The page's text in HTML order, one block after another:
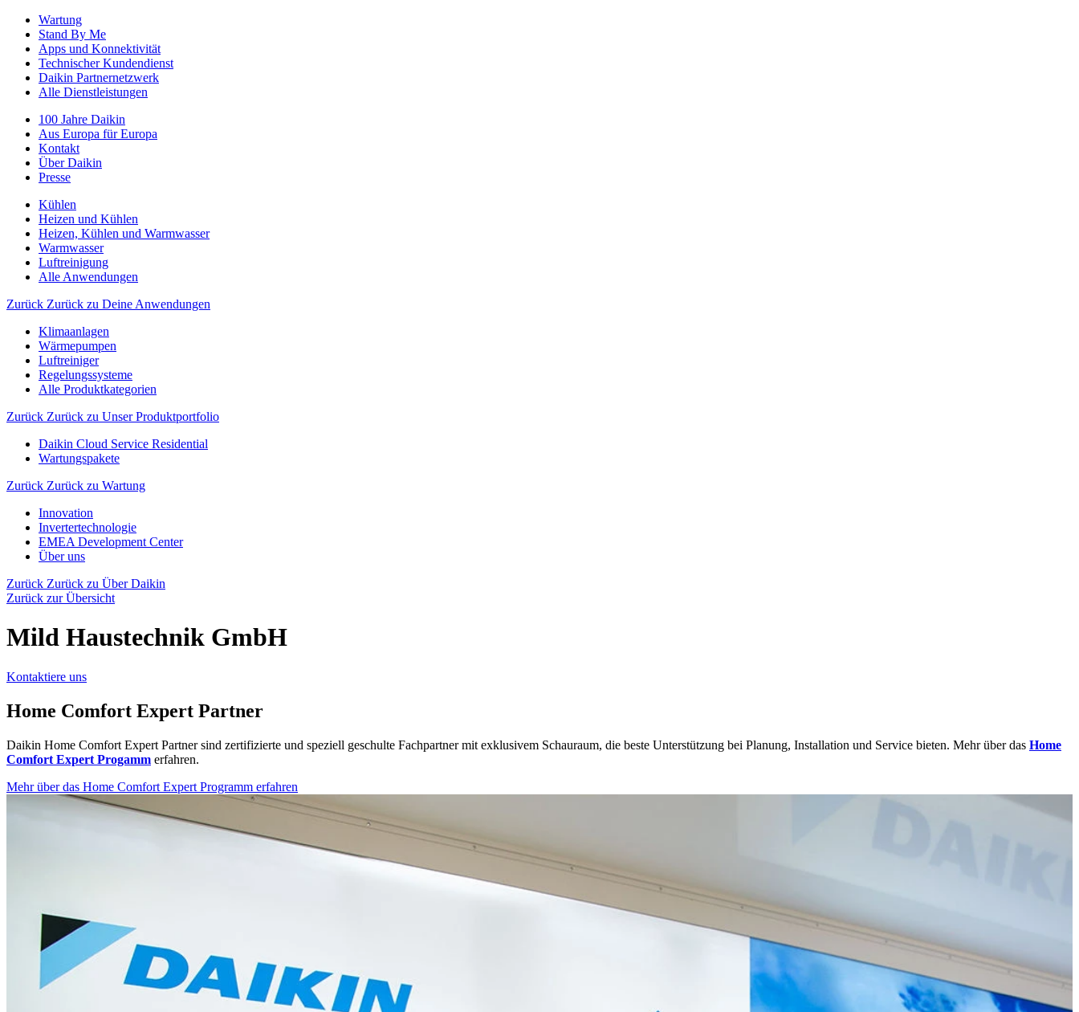
Wartung
Stand By Me
Apps und Konnektivität
Technischer Kundendienst
Daikin Partnernetzwerk
Alle Dienstleistungen
100 Jahre Daikin
Aus Europa für Europa
Kontakt
Über Daikin
Presse
Kühlen
Heizen und Kühlen
Heizen, Kühlen und Warmwasser
Warmwasser
Luftreinigung
Alle Anwendungen
Zurück Zurück zu Deine Anwendungen
Klimaanlagen
Wärmepumpen
Luftreiniger
Regelungssysteme
Alle Produktkategorien
Zurück Zurück zu Unser Produktportfolio
Daikin Cloud Service Residential
Wartungspakete
Zurück Zurück zu Wartung
Innovation
Invertertechnologie
EMEA Development Center
Über uns
Zurück Zurück zu Über Daikin
Zurück zur Übersicht
Mild Haustechnik GmbH
Kontaktiere uns
Home Comfort Expert Partner
Daikin Home Comfort Expert Partner sind zertifizierte und speziell geschulte Fachpartner mit exklusivem Schauraum, die beste Unterstützung bei Planung, Installation und Service bieten. Mehr über das Home
Comfort Expert Progamm erfahren.
Mehr über das Home Comfort Expert Programm erfahren